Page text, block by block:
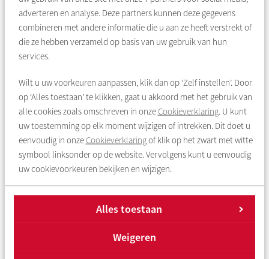
adverteren en analyse. Deze partners kunnen deze gegevens
combineren met andere informatie die u aan ze heeft verstrekt of
die ze hebben verzameld op basis van uw gebruik van hun
services.
Wilt u uw voorkeuren aanpassen, klik dan op ‘Zelf instellen’. Door
op ‘Alles toestaan’ te klikken, gaat u akkoord met het gebruik van
alle cookies zoals omschreven in onze Cookieverklaring. U kunt
uw toestemming op elk moment wijzigen of intrekken. Dit doet u
eenvoudig in onze Cookieverklaringof klik op het zwart met witte
symbool linksonder op de website. Vervolgens kunt u eenvoudig
uw cookievoorkeuren bekijken en wijzigen.
Alles toestaan
Weigeren
vanaf 2026. Bijvoorbeeld huurders die straks geen vergoeding
meer krijgen voor servicekosten.
Weten waar je recht op hebt? Maak
een proefberekening
Bewoners kunnen via de proefberekening op de website van
deBelastingdienst
controleren of zij volgend jaar recht
hebben op huurtoeslag. Krijgt u nu bijvoorbeeld geen toeslag
vanwege de huurprijs? Dan is het goed om opnieuw te kijken.
U heeft mogelijk wel recht op huurtoeslag vanaf 2026.